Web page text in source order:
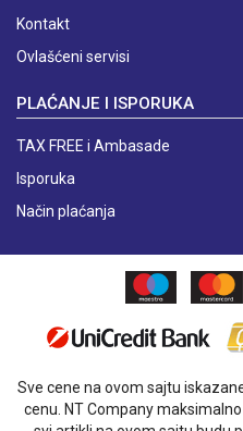
Kontakt
Ovlašćeni servisi
PLAĆANJE I ISPORUKA
TAX FREE i Ambasade
Isporuka
Način plaćanja
Sve cene na ovom sajtu
cenu. NT Company